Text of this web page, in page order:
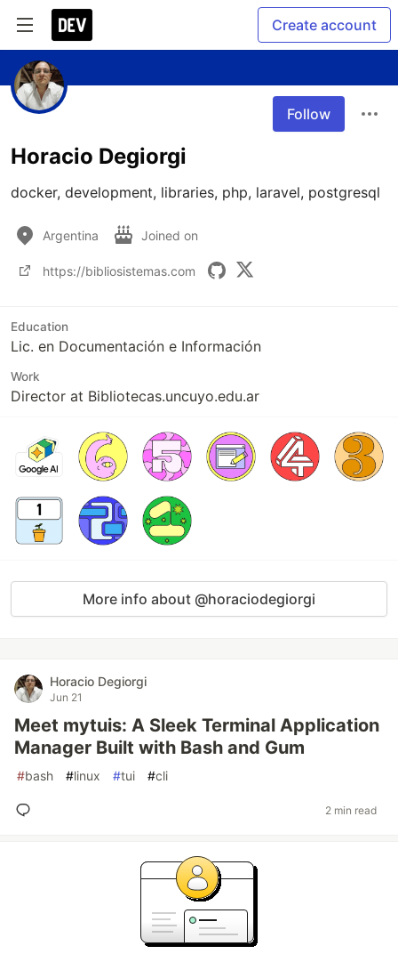
Create account
Follow
Horacio Degiorgi
docker, development, libraries, php, laravel, postgresql
Argentina Joined on
https://bibliosistemas.com
Education
Lic. en Documentación e Información
Work
Director at Bibliotecas.uncuyo.edu.ar
More info about @horaciodegiorgi
Horacio Degiorgi
Jun 21
Meet mytuis: A Sleek Terminal Application
Manager Built with Bash and Gum
#bash #linux #tui #cli
2 min read